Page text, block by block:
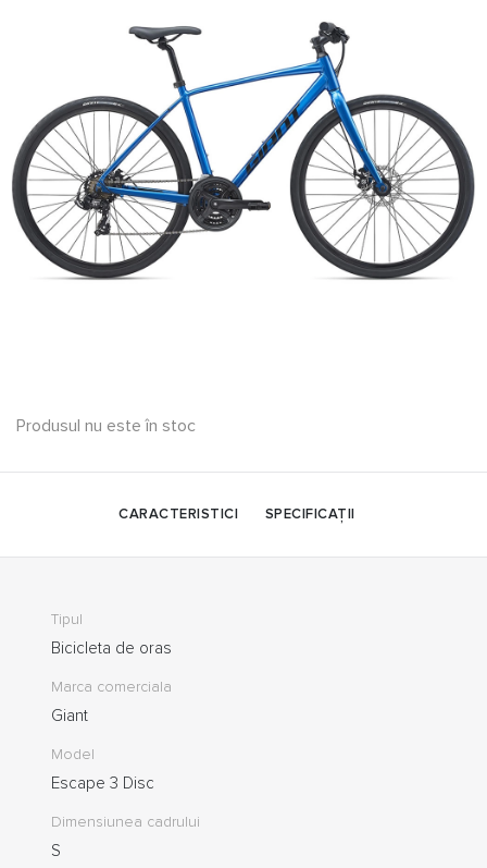
Produsul nu este în stoc
CARACTERISTICI SPECIFICAȚII
Tipul
Bicicleta de oras
Marca comerciala
Giant
Model
Escape 3 Disc
Dimensiunea cadrului
S